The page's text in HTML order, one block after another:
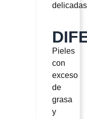
delicadas
Pieles
con
exceso
de
grasa
y